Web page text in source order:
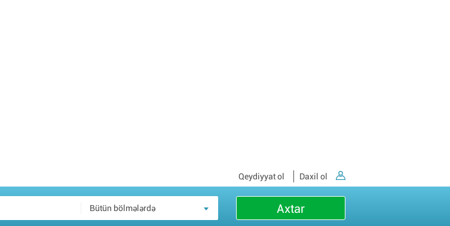
Qeydiyyat ol Daxil ol
Bütün bölmələrdə Axtar